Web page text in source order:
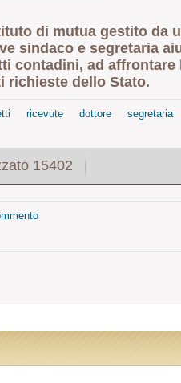
di mutua gestito da
sindaco e segretaria
contadini, ad affrontare
richieste dello Stato.
ricevute dottore
segretaria
15402